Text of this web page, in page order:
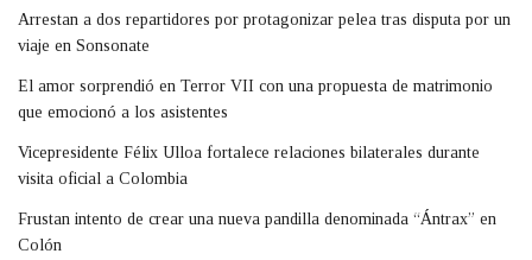
Arrestan a dos repartidores por protagonizar pelea tras disputa por un
viaje en Sonsonate
El amor sorprendió en Terror VII con una propuesta de matrimonio
que emocionó a los asistentes
Vicepresidente Félix Ulloa fortalece relaciones bilaterales durante
visita oficial a Colombia
Frustan intento de crear una nueva pandilla denominada “Ántrax” en
Colón